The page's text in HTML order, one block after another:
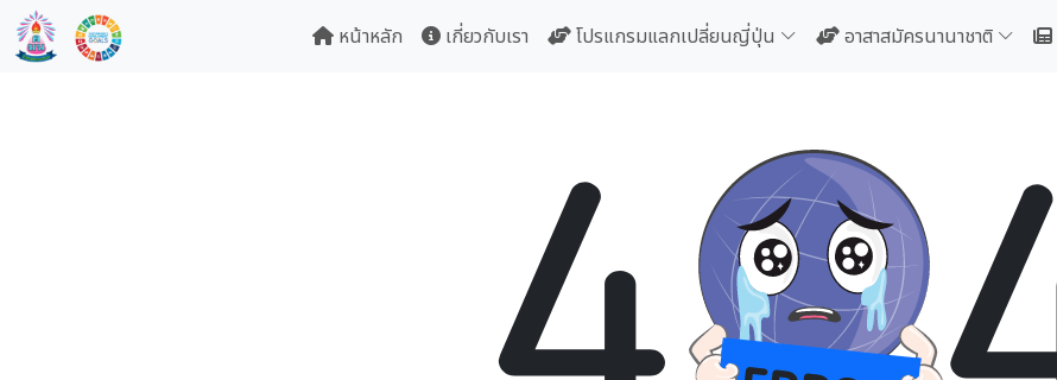
หน้าหลัก เกี่ยวกับเรา โปรแกรมแลกเปลี่ยนญี่ปุ่น อาสาสมัครนานาชาติ